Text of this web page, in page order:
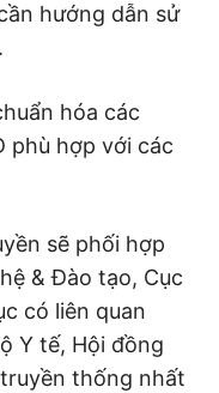
hướng dẫn sử
hóa các
phù hợp với các
sẽ phối hợp
& Đào tạo, Cục
có liên quan
Y tế, Hội đồng
thống nhất